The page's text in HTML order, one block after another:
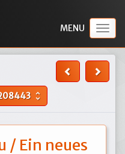
unfold_more
/ Ein neues